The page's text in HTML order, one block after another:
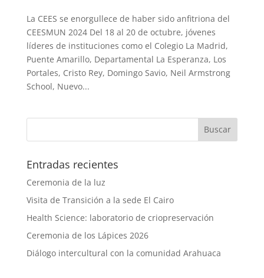
La CEES se enorgullece de haber sido anfitriona del
CEESMUN 2024 Del 18 al 20 de octubre, jóvenes
líderes de instituciones como el Colegio La Madrid,
Puente Amarillo, Departamental La Esperanza, Los
Portales, Cristo Rey, Domingo Savio, Neil Armstrong
School, Nuevo...
Entradas recientes
Ceremonia de la luz
Visita de Transición a la sede El Cairo
Health Science: laboratorio de criopreservación
Ceremonia de los Lápices 2026
Diálogo intercultural con la comunidad Arahuaca